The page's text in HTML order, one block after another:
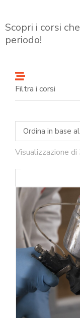
Scopri i corsi
periodo!
Filtra i corsi
Visualizzazione